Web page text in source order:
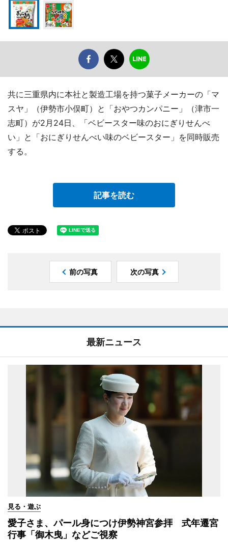
共に三重県内に本社と製造工場を持つ菓子メーカーの「マ
スヤ」（伊勢市小俣町）と「おやつカンパニー」（津市一
志町）が2月24日、「ベビースター味のおにぎりせんべ
い」と「おにぎりせんべい味のベビースター」を同時販売
する。
記事を読む
前の写真 次の写真
最新ニュース
見る・遊ぶ
愛子さま、パール身につけ伊勢神宮参拝 式年遷宮
行事「御木曳」などご視察